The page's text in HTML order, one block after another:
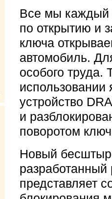
Все мы каждый
по открытию и
ключа
автомобиль.
особого
использовании
устройство
и
поворотом
Новый
представляет